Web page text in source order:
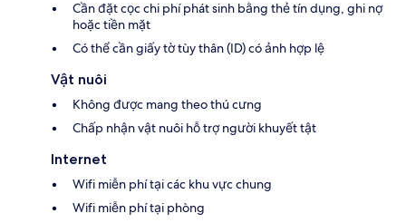
Cần đặt cọc chi phí phát sinh bằng thẻ tín dụng, ghi nợ
hoặc tiền mặt
Có thể cần giấy tờ tùy thân (ID) có ảnh hợp lệ
Vật nuôi
Không được mang theo thú cưng
Chấp nhận vật nuôi hỗ trợ người khuyết tật
Internet
Wifi miễn phí tại các khu vực chung
Wifi miễn phí tại phòng